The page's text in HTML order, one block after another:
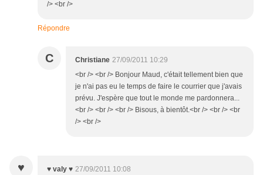
/> <br />
Répondre
C Christiane 27/09/2011 10:29
<br /> <br /> Bonjour Maud, c'était tellement bien que
je n'ai pas eu le temps de faire le courrier que j'avais
prévu. J'espère que tout le monde me pardonnera...
<br /> <br /> <br /> Bisous, à bientôt.<br /> <br /> <br
/> <br />
♥ ♥ valy ♥ 27/09/2011 10:08